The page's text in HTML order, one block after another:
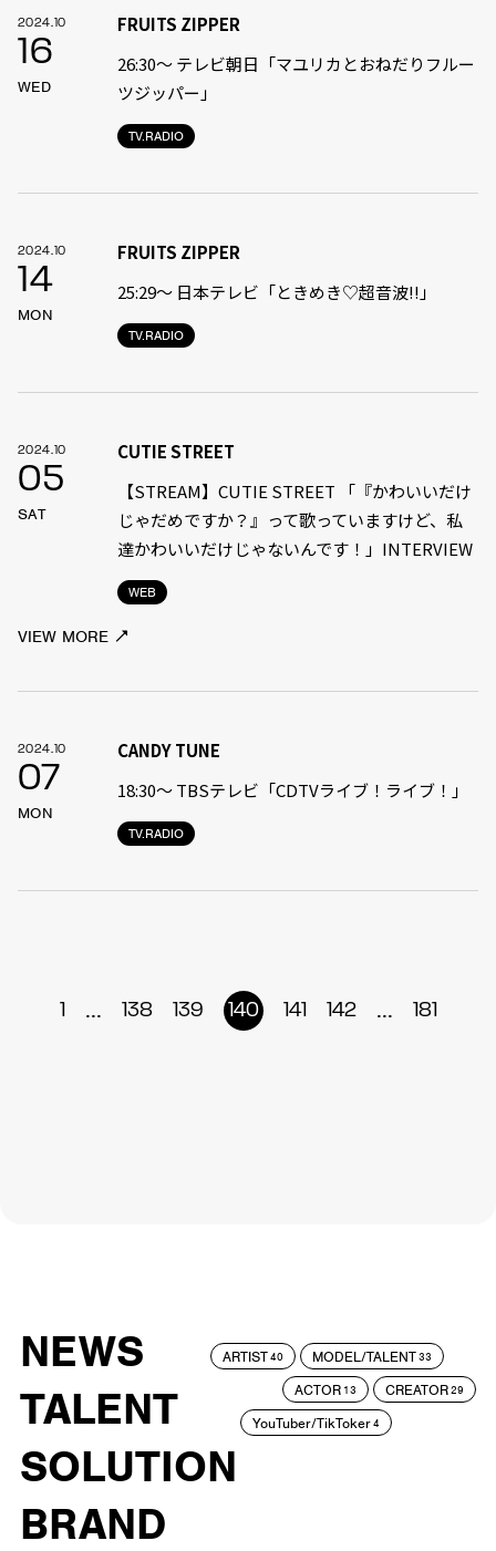
2024.10
16
WED
TV.RADIO
FRUITS ZIPPER
26:30～ テレビ朝日「マユリカとおねだりフルー
ツジッパー」
2024.10
14
MON
TV.RADIO
FRUITS ZIPPER
25:29〜 日本テレビ「ときめき♡超音波‼︎」
2024.10
05
SAT
WEB
CUTIE STREET
【STREAM】CUTIE STREET 「『かわいいだけ
じゃだめですか？』って歌っていますけど、私
達かわいいだけじゃないんです！」INTERVIEW
VIEW MORE
2024.10
07
MON
TV.RADIO
CANDY TUNE
18:30〜 TBSテレビ「CDTVライブ！ライブ！」
1 ... 138 139 140 141 142 ... 181
NEWS
TALENT
SOLUTION
BRAND
ARTIST40 MODEL/TALENT33
ACTOR 13 CREATOR29
YouTuber/TikToker4